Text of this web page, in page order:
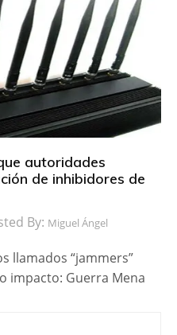
autoridades
de inhibidores de
By: Miguel Ángel
llamados “jammers”
impacto: Guerra Mena